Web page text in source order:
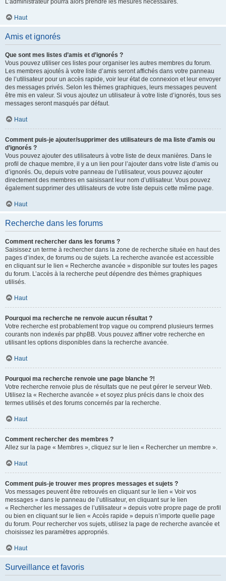
L’administrateur pourra alors prendre les mesures nécessaires.
Haut
Amis et ignorés
Que sont mes listes d’amis et d’ignorés ?
Vous pouvez utiliser ces listes pour organiser les autres membres du forum.
Les membres ajoutés à votre liste d’amis seront affichés dans votre panneau
de l’utilisateur pour un accès rapide, voir leur état de connexion et leur envoyer
des messages privés. Selon les thèmes graphiques, leurs messages peuvent
être mis en valeur. Si vous ajoutez un utilisateur à votre liste d’ignorés, tous ses
messages seront masqués par défaut.
Haut
Comment puis-je ajouter/supprimer des utilisateurs de ma liste d’amis ou
d’ignorés ?
Vous pouvez ajouter des utilisateurs à votre liste de deux manières. Dans le
profil de chaque membre, il y a un lien pour l’ajouter dans votre liste d’amis ou
d’ignorés. Ou, depuis votre panneau de l’utilisateur, vous pouvez ajouter
directement des membres en saisissant leur nom d’utilisateur. Vous pouvez
également supprimer des utilisateurs de votre liste depuis cette même page.
Haut
Recherche dans les forums
Comment rechercher dans les forums ?
Saisissez un terme à rechercher dans la zone de recherche située en haut des
pages d’index, de forums ou de sujets. La recherche avancée est accessible
en cliquant sur le lien « Recherche avancée » disponible sur toutes les pages
du forum. L’accès à la recherche peut dépendre des thèmes graphiques
utilisés.
Haut
Pourquoi ma recherche ne renvoie aucun résultat ?
Votre recherche est probablement trop vague ou comprend plusieurs termes
courants non indexés par phpBB. Vous pouvez affiner votre recherche en
utilisant les options disponibles dans la recherche avancée.
Haut
Pourquoi ma recherche renvoie une page blanche ?!
Votre recherche renvoie plus de résultats que ne peut gérer le serveur Web.
Utilisez la « Recherche avancée » et soyez plus précis dans le choix des
termes utilisés et des forums concernés par la recherche.
Haut
Comment rechercher des membres ?
Allez sur la page « Membres », cliquez sur le lien « Rechercher un membre ».
Haut
Comment puis-je trouver mes propres messages et sujets ?
Vos messages peuvent être retrouvés en cliquant sur le lien « Voir vos
messages » dans le panneau de l’utilisateur, en cliquant sur le lien
« Rechercher les messages de l’utilisateur » depuis votre propre page de profil
ou bien en cliquant sur le lien « Accès rapide » depuis n’importe quelle page
du forum. Pour rechercher vos sujets, utilisez la page de recherche avancée et
choisissez les paramètres appropriés.
Haut
Surveillance et favoris